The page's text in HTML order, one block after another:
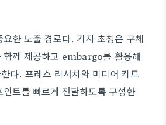
한 노출 경로다. 기자 초청은 구체
함께 제공하고 embargo를 활용해
다. 프레스 리서치와 미디어 키트
트를 빠르게 전달하도록 구성한